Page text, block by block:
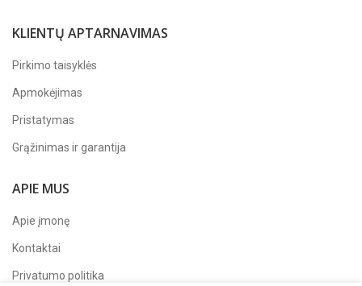
KLIENTŲ APTARNAVIMAS
Pirkimo taisyklės
Apmokėjimas
Pristatymas
Grąžinimas ir garantija
APIE MUS
Apie įmonę
Kontaktai
Privatumo politika